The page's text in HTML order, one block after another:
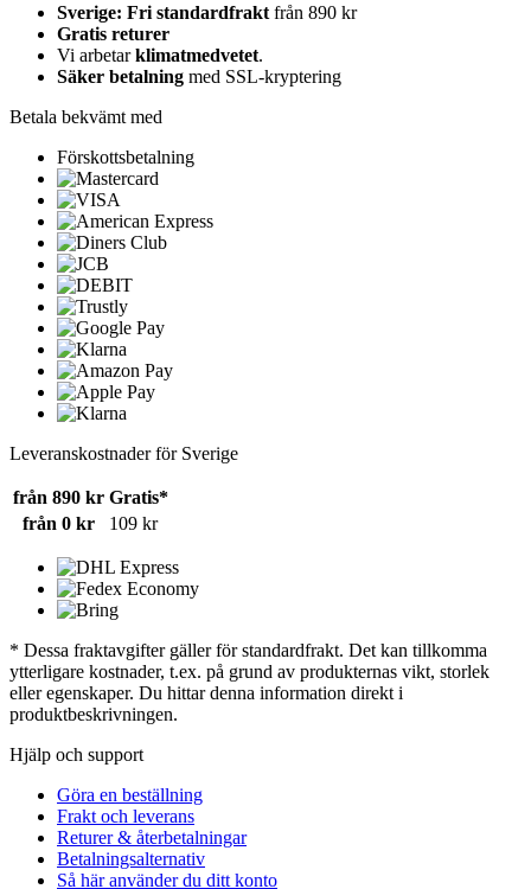
Sverige: Fri standardfrakt från 890 kr
Gratis returer
Vi arbetarklimatmedvetet.
Säker betalning med SSL-kryptering
Betala bekvämt med
Förskottsbetalning
Leveranskostnader för Sverige
från 890 kr Gratis*
från 0 kr
109 kr
* Dessa fraktavgifter gäller för standardfrakt. Det kan tillkomma
ytterligare kostnader, t.ex. på grund av produkternas vikt, storlek
eller egenskaper. Du hittar denna information direkt i
produktbeskrivningen.
Hjälp och support
Göra en beställning
Frakt och leverans
Returer & återbetalningar
Betalningsalternativ
Så här använder du ditt konto